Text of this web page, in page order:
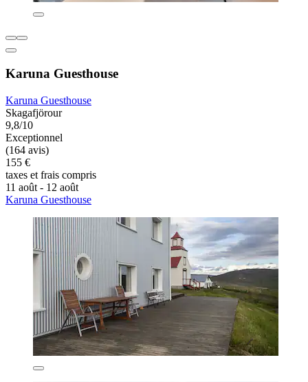
Karuna Guesthouse
Karuna Guesthouse
Skagafjörour
9,8/10
Exceptionnel
(164 avis)
155 €
taxes et frais compris
11 août - 12 août
Karuna Guesthouse